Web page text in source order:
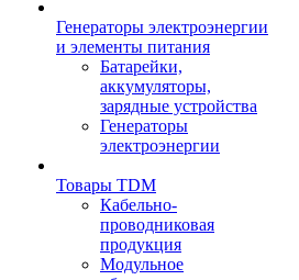
Генераторы электроэнергии
и элементы питания
Батарейки,
аккумуляторы,
зарядные устройства
Генераторы
электроэнергии
Товары TDM
Кабельно-
проводниковая
продукция
Модульное